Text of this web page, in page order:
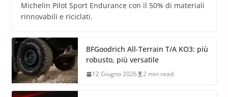
Michelin Pilot Sport Endurance con il 50% di materiali
rinnovabili e riciclati.
BFGoodrich All-Terrain T/A KO3: più
robusto, più versatile
12 Giugno 2026 2 min read